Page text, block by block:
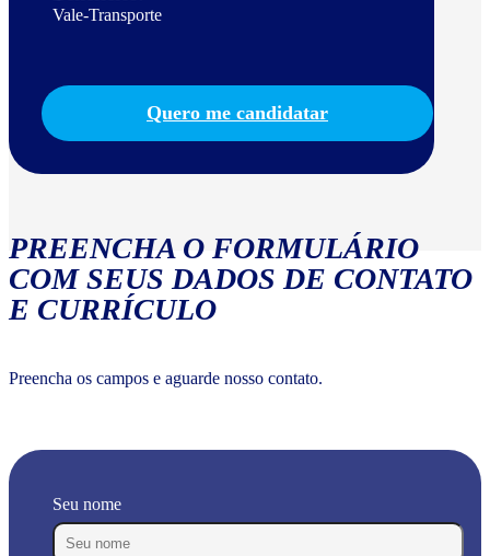
Vale-Transporte
Quero me candidatar
PREENCHA O FORMULÁRIO
COM SEUS DADOS DE CONTATO
E CURRÍCULO
Preencha os campos e aguarde nosso contato.
Seu nome